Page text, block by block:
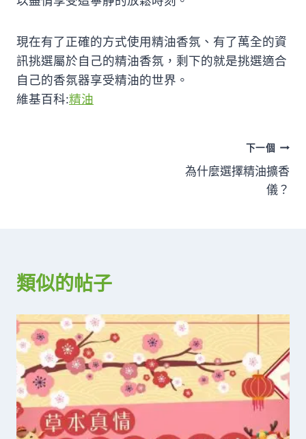
現在有了正確的方式使用精油香氛、有了萬全的資
訊挑選屬於自己的精油香氛，剩下的就是挑選適合
自己的香氛器享受精油的世界。
維基百科:精油
下一個
為什麼選擇精油擴香
儀？
類似的帖子